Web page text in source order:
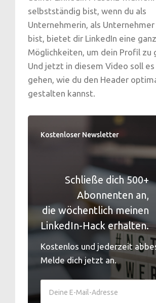
selbstständig bist, wenn du als
Unternehmerin, als
bist, bietet dir LinkedIn eine
Möglichkeiten, um dein Profil zu
Und jetzt in diesem Video soll es
gehen, wie du den Header
gestalten kannst.
Kostenloser Newsletter
Schließe dich 500+
Abonnenten an,
die wöchentlich meinen
LinkedIn-Hack erhalten.
Kostenlos und jederzeit
Melde dich jetzt an.